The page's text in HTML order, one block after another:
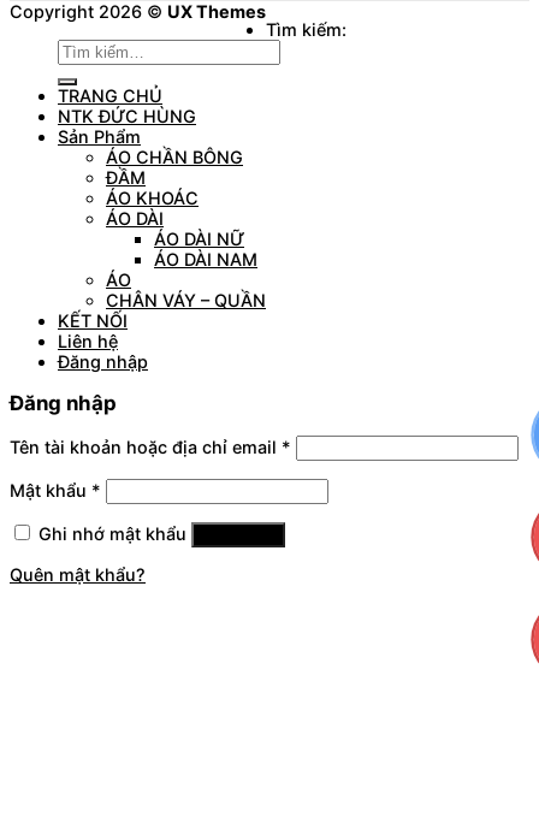
Copyright 2026 © UX Themes
Tìm kiếm:
TRANG CHỦ
NTK ĐỨC HÙNG
Sản Phẩm
ÁO CHẦN BÔNG
ĐẦM
ÁO KHOÁC
ÁO DÀI
ÁO DÀI NỮ
ÁO DÀI NAM
ÁO
CHÂN VÁY – QUẦN
KẾT NỐI
Liên hệ
Đăng nhập
Đăng nhập
Tên tài khoản hoặc địa chỉ email *
Mật khẩu *
Ghi nhớ mật khẩu
Quên mật khẩu?